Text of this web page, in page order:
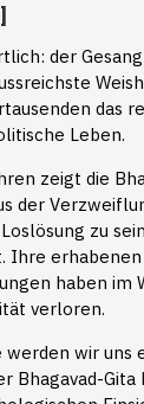
der
das
Leben.
zeigt die
der
zu
erhabenen
haben im
verloren.
wir uns
Bhagavad-